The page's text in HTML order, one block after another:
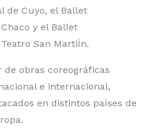
de Cuyo, el Ballet
y el Ballet
San MartiÌn.
obras coreográficas
e internacional,
en distintos países de